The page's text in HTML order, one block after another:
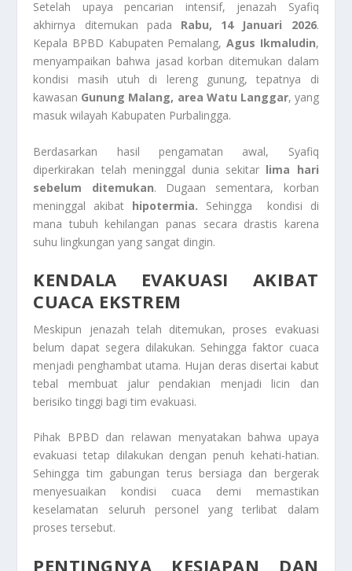
Setelah upaya pencarian intensif, jenazah Syafiq
akhirnya ditemukan pada Rabu, 14 Januari 2026.
Kepala BPBD Kabupaten Pemalang, Agus Ikmaludin,
menyampaikan bahwa jasad korban ditemukan dalam
kondisi masih utuh di lereng gunung, tepatnya di
kawasan Gunung Malang, area Watu Langgar, yang
masuk wilayah Kabupaten Purbalingga.
Berdasarkan hasil pengamatan awal, Syafiq
diperkirakan telah meninggal dunia sekitar lima hari
sebelum ditemukan. Dugaan sementara, korban
meninggal akibat hipotermia. Sehingga kondisi di
mana tubuh kehilangan panas secara drastis karena
suhu lingkungan yang sangat dingin.
KENDALA EVAKUASI AKIBAT
CUACA EKSTREM
Meskipun jenazah telah ditemukan, proses evakuasi
belum dapat segera dilakukan. Sehingga faktor cuaca
menjadi penghambat utama. Hujan deras disertai kabut
tebal membuat jalur pendakian menjadi licin dan
berisiko tinggi bagi tim evakuasi.
Pihak BPBD dan relawan menyatakan bahwa upaya
evakuasi tetap dilakukan dengan penuh kehati-hatian.
Sehingga tim gabungan terus bersiaga dan bergerak
menyesuaikan kondisi cuaca demi memastikan
keselamatan seluruh personel yang terlibat dalam
proses tersebut.
PENTINGNYA KESIAPAN DAN